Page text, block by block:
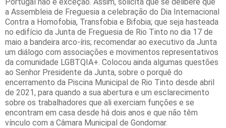
a Assembleia de Freguesia a celebração do Dia Internacional
Contra a Homofobia, Transfobia e Bifobia; que seja hasteada
no edifício da Junta de Freguesia de Rio Tinto no dia 17 de
maio a bandeira arco-íris; recomendar ao executivo da Junta
um diálogo com associações e movimentos representativos
da comunidade LGBTQIA+. Colocou ainda algumas questões
ao Senhor Presidente da Junta, sobre o porquê do
encerramento da Piscina Municipal de Rio Tinto desde abril
de 2021, para quando a sua abertura e um esclarecimento
sobre os trabalhadores que ali exerciam funções e se
encontram em casa desde há dois anos e que não têm
vínculo com a Câmara Municipal de Gondomar.